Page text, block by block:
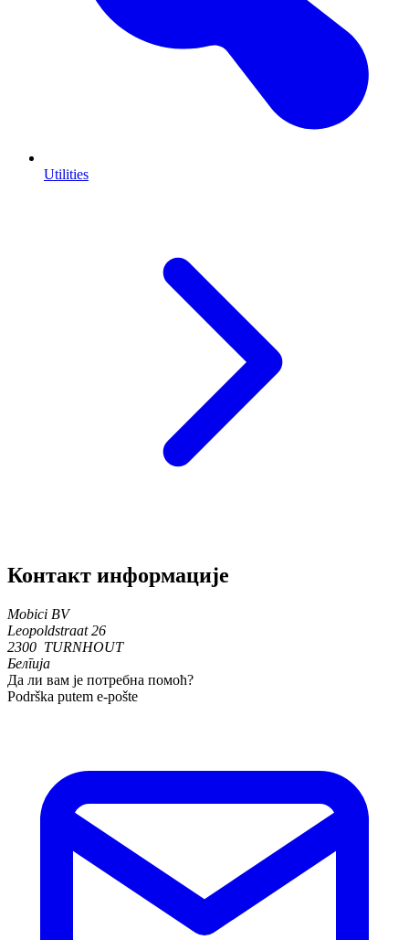
Utilities
Контакт информације
Mobici BV
Leopoldstraat 26
2300 TURNHOUT
Белгија
Да ли вам је потребна помоћ?
Podrška putem e-pošte